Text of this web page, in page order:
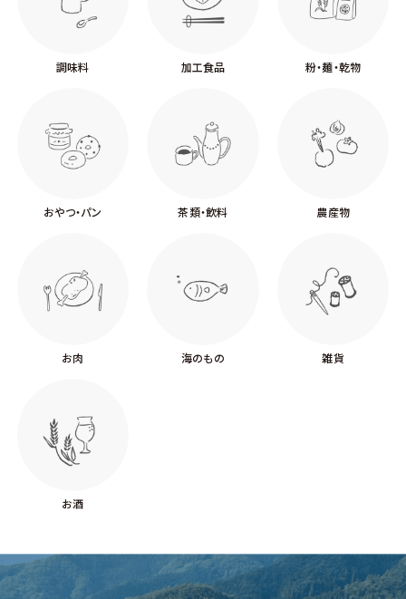
調味料 加工食品 粉・麺・乾物
おやつ・パン 茶類・飲料 農産物
お肉 海のもの 雑貨
お酒